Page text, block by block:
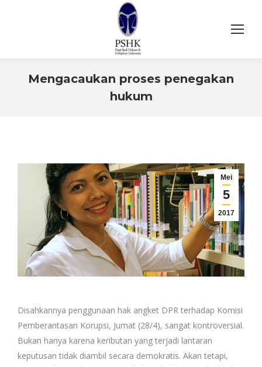
Mengacaukan proses penegakan
hukum
Mei
5
2017
Disahkannya penggunaan hak angket DPR terhadap Komisi
Pemberantasan Korupsi, Jumat (28/4), sangat kontroversial.
Bukan hanya karena keributan yang terjadi lantaran
keputusan tidak diambil secara demokratis. Akan tetapi,